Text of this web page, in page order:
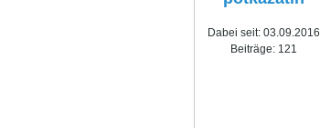
Dabei seit: 03.09.2016
Beiträge: 121